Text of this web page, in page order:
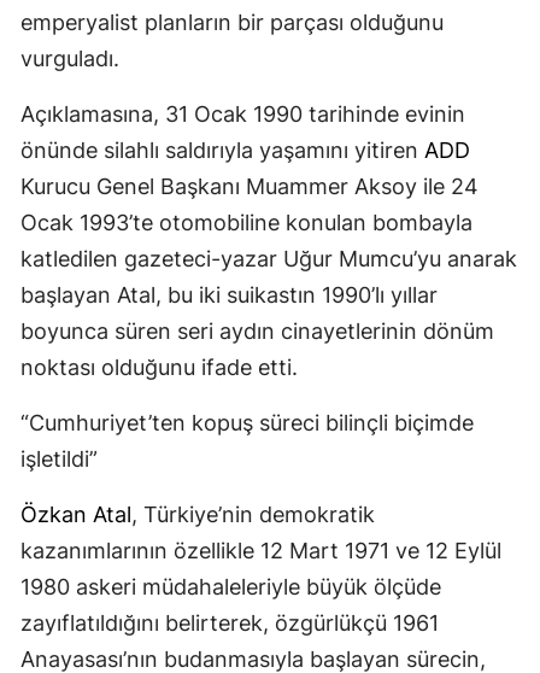
emperyalist planların bir parçası olduğunu
vurguladı.
Açıklamasına, 31 Ocak 1990 tarihinde evinin
önünde silahlı saldırıyla yaşamını yitiren ADD
Kurucu Genel Başkanı Muammer Aksoy ile 24
Ocak 1993’te otomobiline konulan bombayla
katledilen gazeteci-yazar Uğur Mumcu’yu anarak
başlayan Atal, bu iki suikastın 1990’lı yıllar
boyunca süren seri aydın cinayetlerinin dönüm
noktası olduğunu ifade etti.
“Cumhuriyet’ten kopuş süreci bilinçli biçimde
işletildi”
Özkan Atal, Türkiye’nin demokratik
kazanımlarının özellikle 12 Mart 1971 ve 12 Eylül
1980 askeri müdahaleleriyle büyük ölçüde
zayıflatıldığını belirterek, özgürlükçü 1961
Anayasası’nın budanmasıyla başlayan sürecin,